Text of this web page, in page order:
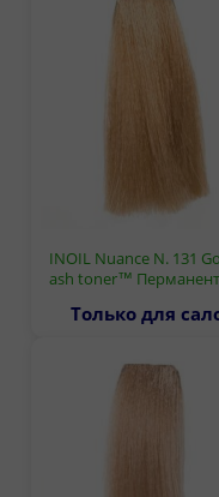
INOIL Nuance N. 131
ash toner™
Только для